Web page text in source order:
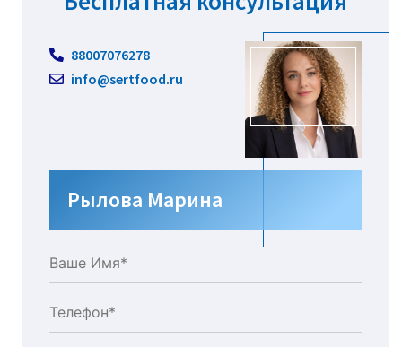
88007076278
info@sertfood.ru
Рылова Марина